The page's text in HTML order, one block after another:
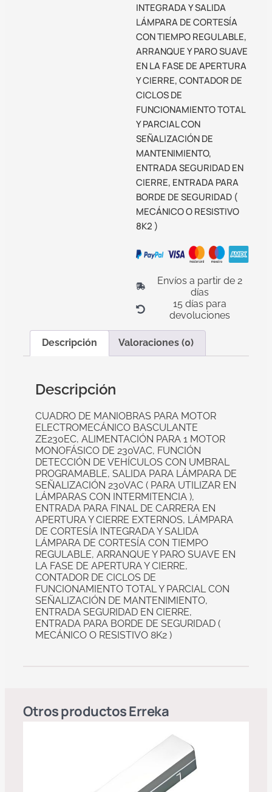
INTEGRADA Y SALIDA
LÁMPARA DE CORTESÍA
CON TIEMPO REGULABLE,
ARRANQUE Y PARO SUAVE
EN LA FASE DE APERTURA
Y CIERRE, CONTADOR DE
CICLOS DE
FUNCIONAMIENTO TOTAL
Y PARCIAL CON
SEÑALIZACIÓN DE
MANTENIMIENTO,
ENTRADA SEGURIDAD EN
CIERRE, ENTRADA PARA
BORDE DE SEGURIDAD (
MECÁNICO O RESISTIVO
8K2 )
Envíos a partir de 2
días
15 días para
devoluciones
Descripción Valoraciones (0)
Descripción
CUADRO DE MANIOBRAS PARA MOTOR
ELECTROMECÁNICO BASCULANTE
ZE230EC, ALIMENTACIÓN PARA 1 MOTOR
MONOFÁSICO DE 230VAC, FUNCIÓN
DETECCIÓN DE VEHÍCULOS CON UMBRAL
PROGRAMABLE, SALIDA PARA LÁMPARA DE
SEÑALIZACIÓN 230VAC ( PARA UTILIZAR EN
LÁMPARAS CON INTERMITENCIA ),
ENTRADA PARA FINAL DE CARRERA EN
APERTURA Y CIERRE EXTERNOS, LÁMPARA
DE CORTESÍA INTEGRADA Y SALIDA
LÁMPARA DE CORTESÍA CON TIEMPO
REGULABLE, ARRANQUE Y PARO SUAVE EN
LA FASE DE APERTURA Y CIERRE,
CONTADOR DE CICLOS DE
FUNCIONAMIENTO TOTAL Y PARCIAL CON
SEÑALIZACIÓN DE MANTENIMIENTO,
ENTRADA SEGURIDAD EN CIERRE,
ENTRADA PARA BORDE DE SEGURIDAD (
MECÁNICO O RESISTIVO 8K2 )
Otros productosErreka